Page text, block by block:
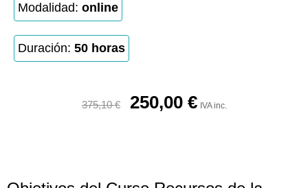
Modalidad: online
Duración: 50 horas
375,10€ 250,00 € IVA inc.